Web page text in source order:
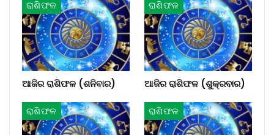
ରାଶିଫଳ
ଆଜିର ରାଶିଫଳ (ଶନିବାର)
ରାଶିଫଳ
ଆଜିର ରାଶିଫଳ (ଶୁକ୍ରବାର)
ରାଶିଫଳ ରାଶିଫଳ